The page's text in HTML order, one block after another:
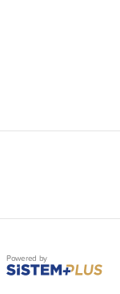
Powered by